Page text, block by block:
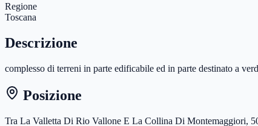
Regione
Toscana
Descrizione
complesso di terreni in parte edificabile ed in parte destinato a
Posizione
Tra La Valletta Di Rio Vallone E La Collina Di Montemaggiori,